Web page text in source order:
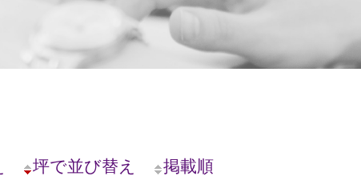
坪で並び替え 掲載順